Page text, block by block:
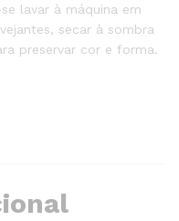
lavar à máquina em
secar à sombra
preservar cor e forma.